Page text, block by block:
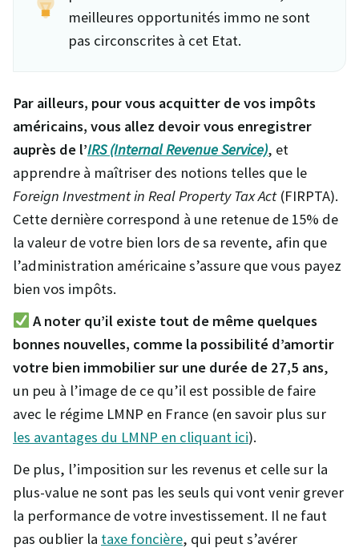
meilleures opportunités immo ne sont
pas circonscrites à cet Etat.
Par ailleurs, pour vous acquitter de vos impôts
américains, vous allez devoir vous enregistrer
auprès de l’IRS (Internal Revenue Service), et
apprendre à maîtriser des notions telles que le
Foreign Investment in Real Property Tax Act(FIRPTA).
Cette dernière correspond à une retenue de 15% de
la valeur de votre bien lors de sa revente, afin que
l’administration américaine s’assure que vous payez
bien vos impôts.
A noter qu’il existe tout de même quelques
bonnes nouvelles, comme la possibilité d’amortir
votre bien immobilier sur une durée de 27,5 ans,
un peu à l’image de ce qu’il est possible de faire
avec le régime LMNP en France (en savoir plus sur
les avantages du LMNP en cliquant ici).
De plus, l’imposition sur les revenus et celle sur la
plus-value ne sont pas les seuls qui vont venir grever
la performance de votre investissement. Il ne faut
pas oublier la taxe foncière, qui peut s’avérer